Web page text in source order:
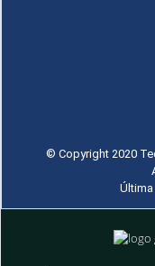
© Copyright 2020